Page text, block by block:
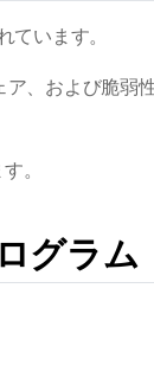
います。
、および脆弱
。
グラム